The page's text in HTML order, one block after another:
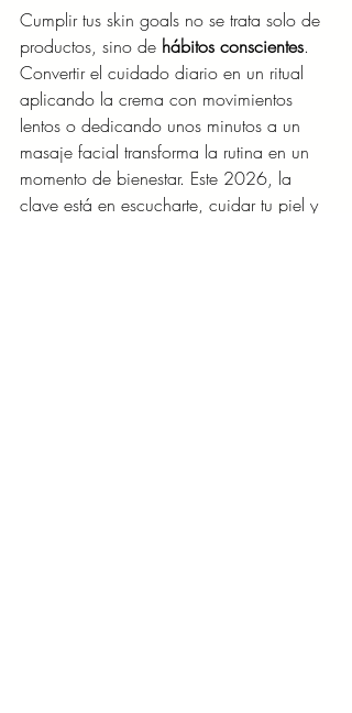
Cumplir tus skin goals no se trata solo de
productos, sino de hábitos conscientes.
Convertir el cuidado diario en un ritual
aplicando la crema con movimientos
lentos o dedicando unos minutos a un
masaje facial transforma la rutina en un
momento de bienestar. Este 2026, la
clave está en escucharte, cuidar tu piel y